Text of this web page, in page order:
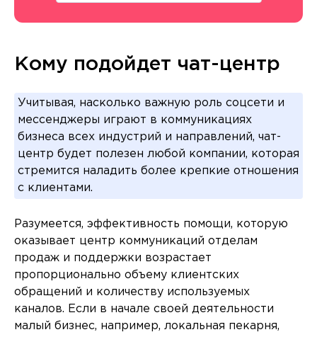
Кому подойдет чат-центр
Учитывая, насколько важную роль соцсети и
мессенджеры играют в коммуникациях
бизнеса всех индустрий и направлений, чат-
центр будет полезен любой компании, которая
стремится наладить более крепкие отношения
с клиентами.
Разумеется, эффективность помощи, которую
оказывает центр коммуникаций отделам
продаж и поддержки возрастает
пропорционально объему клиентских
обращений и количеству используемых
каналов. Если в начале своей деятельности
малый бизнес, например, локальная пекарня,